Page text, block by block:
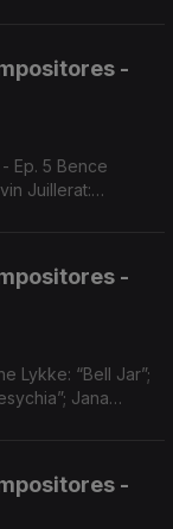
-
Ep. 5 Bence
Juillerat:
-
Lykke: “Bell Jar”;
Jana
-